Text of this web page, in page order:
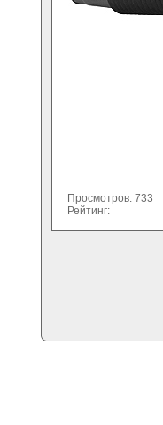
Просмотров: 733
Рейтинг: